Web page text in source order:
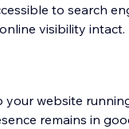
to search
visibility
your website
remains in